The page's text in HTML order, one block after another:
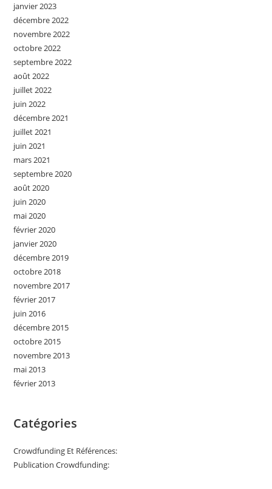
janvier 2023
décembre 2022
novembre 2022
octobre 2022
septembre 2022
août 2022
juillet 2022
juin 2022
décembre 2021
juillet 2021
juin 2021
mars 2021
septembre 2020
août 2020
juin 2020
mai 2020
février 2020
janvier 2020
décembre 2019
octobre 2018
novembre 2017
février 2017
juin 2016
décembre 2015
octobre 2015
novembre 2013
mai 2013
février 2013
Catégories
Crowdfunding Et Références:
Publication Crowdfunding: